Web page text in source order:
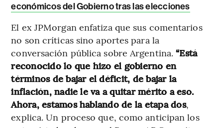
económicos del Gobierno tras las elecciones
El ex JPMorgan enfatiza que sus comentarios
no son críticas sino aportes para la
conversación pública sobre Argentina.“Está
reconocido lo que hizo el gobierno en
términos de bajar el déficit, de bajar la
inflación, nadie le va a quitar mérito a eso.
Ahora, estamos hablando de la etapa dos,
explica. Un proceso que, como anticipan los